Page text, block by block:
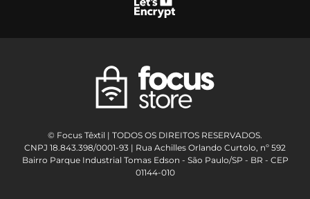
© Focus Têxtil | TODOS OS DIREITOS RESERVADOS.
CNPJ 18.843.398/0001-93 | Rua Achilles Orlando Curtolo, nº 592
Bairro Parque Industrial Tomas Edson - São Paulo/SP - BR - CEP
01144-010